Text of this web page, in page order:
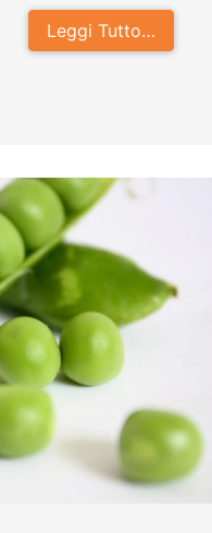
Leggi Tutto…